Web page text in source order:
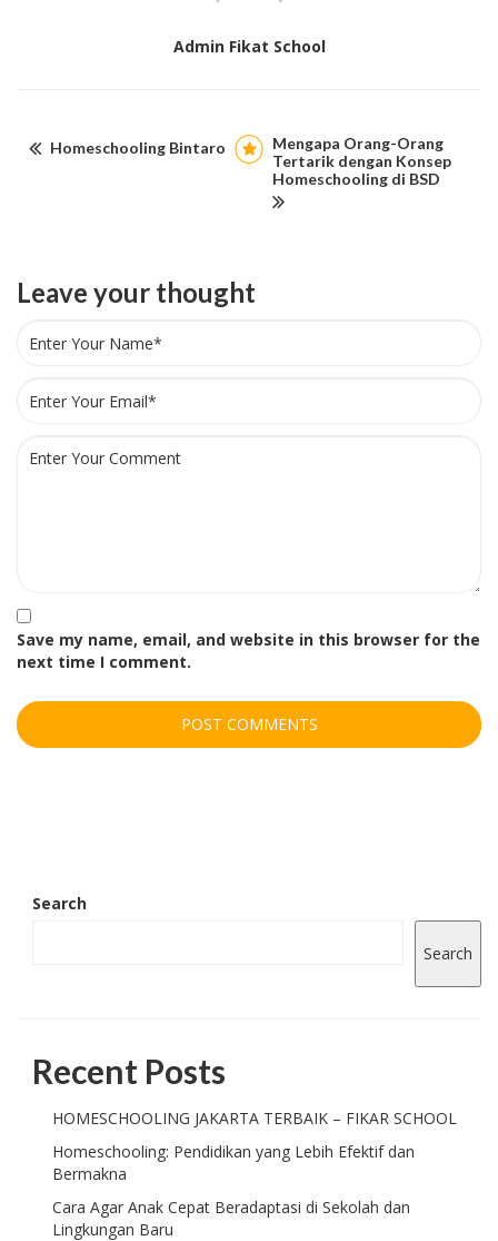
Admin Fikat School
Homeschooling Bintaro
Mengapa Orang-Orang
Tertarik dengan Konsep
Homeschooling di BSD
Leave your thought
Save my name, email, and website in this browser for the
next time I comment.
Search
Search
Recent Posts
HOMESCHOOLING JAKARTA TERBAIK – FIKAR SCHOOL
Homeschooling: Pendidikan yang Lebih Efektif dan
Bermakna
Cara Agar Anak Cepat Beradaptasi di Sekolah dan
Lingkungan Baru